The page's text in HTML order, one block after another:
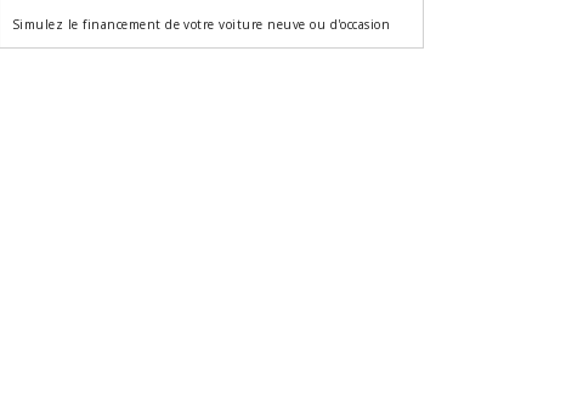
Simulez le financement de votre voiture neuve ou d'occasion